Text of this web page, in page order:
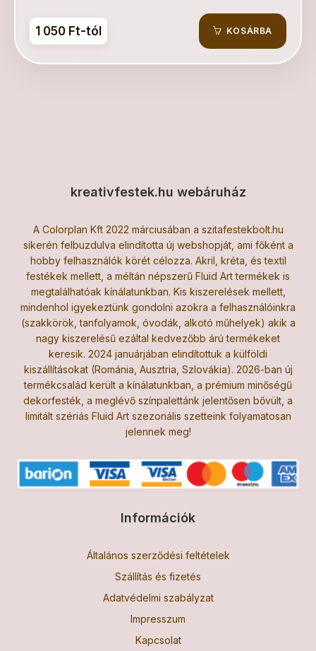
1 050 Ft-tól KOSÁRBA
kreativfestek.hu webáruház
A Colorplan Kft 2022 márciusában a szitafestekbolt.hu
sikerén felbuzdulva elindította új webshopját, ami főként a
hobby felhasználók körét célozza. Akril, kréta, és textil
festékek mellett, a méltán népszerű Fluid Art termékek is
megtalálhatóak kínálatunkban. Kis kiszerelések mellett,
mindenhol igyekeztünk gondolni azokra a felhasználóinkra
(szakkörök, tanfolyamok, óvodák, alkotó műhelyek) akik a
nagy kiszerelésű ezáltal kedvezőbb árú termékeket
keresik. 2024 januárjában elindítottuk a külföldi
kiszállításokat (Románia, Ausztria, Szlovákia). 2026-ban új
termékcsalád került a kínálatunkban, a prémium minőségű
dekorfesték, a meglévő színpalettánk jelentősen bővült, a
limitált szériás Fluid Art szezonális szetteink folyamatosan
jelennek meg!
Információk
Általános szerződési feltételek
Szállítás és fizetés
Adatvédelmi szabályzat
Impresszum
Kapcsolat